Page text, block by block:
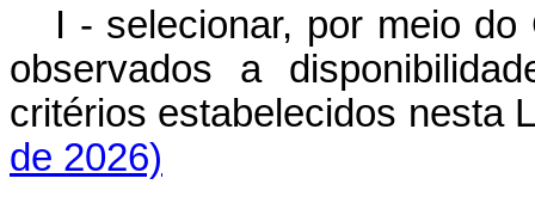
I - selecionar, por meio
observados a
critérios estabelecidos
de 2026)